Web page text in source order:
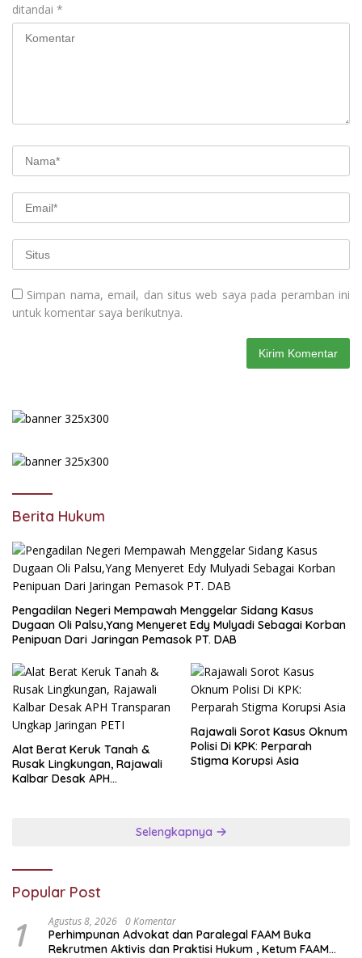
ditandai *
Simpan nama, email, dan situs web saya pada peramban ini
untuk komentar saya berikutnya.
Berita Hukum
Pengadilan Negeri Mempawah Menggelar Sidang Kasus
Dugaan Oli Palsu,Yang Menyeret Edy Mulyadi Sebagai Korban
Penipuan Dari Jaringan Pemasok PT. DAB
Alat Berat Keruk Tanah &
Rusak Lingkungan, Rajawali
Kalbar Desak APH
Rajawali Sorot Kasus Oknum
Polisi Di KPK: Perparah
Stigma Korupsi Asia
Selengkapnya
Popular Post
1 Agustus 8, 2026 0 Komentar
Perhimpunan Advokat dan Paralegal FAAM Buka
Rekrutmen Aktivis dan Praktisi Hukum , Ketum FAAM